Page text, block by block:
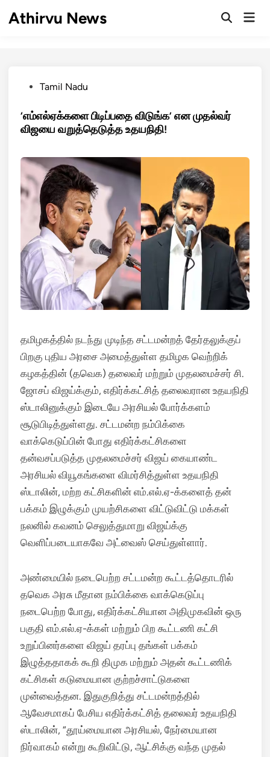
Athirvu News
OpenMain
PostedTamil Nadu
‘எம்எல்ஏக்களை பிடிப்பதை விடுங்க’ என முதல்வர்
விஜயை வறுத்தெடுத்த உதயநிதி!
தமிழகத்தில் நடந்து முடிந்த சட்டமன்றத் தேர்தலுக்குப்
பிறகு புதிய அரசை அமைத்துள்ள தமிழக வெற்றிக்
கழகத்தின் (தவெக) தலைவர் மற்றும் முதலமைச்சர் சி.
ஜோசப் விஜய்க்கும், எதிர்க்கட்சித் தலைவரான உதயநிதி
ஸ்டாலினுக்கும் இடையே அரசியல் போர்க்களம்
சூடுபிடித்துள்ளது. சட்டமன்ற நம்பிக்கை
வாக்கெடுப்பின் போது எதிர்க்கட்சிகளை
தன்வசப்படுத்த முதலமைச்சர் விஜய் கையாண்ட
அரசியல் வியூகங்களை விமர்சித்துள்ள உதயநிதி
ஸ்டாலின், மற்ற கட்சிகளின் எம்.எல்.ஏ-க்களைத் தன்
பக்கம் இழுக்கும் முயற்சிகளை விட்டுவிட்டு மக்கள்
நலனில் கவனம் செலுத்துமாறு விஜய்க்கு
வெளிப்படையாகவே அட்வைஸ் செய்துள்ளார்.
அண்மையில் நடைபெற்ற சட்டமன்ற கூட்டத்தொடரில்
தவெக அரசு மீதான நம்பிக்கை வாக்கெடுப்பு
நடைபெற்ற போது, எதிர்க்கட்சியான அதிமுகவின் ஒரு
பகுதி எம்.எல்.ஏ-க்கள் மற்றும் பிற கூட்டணி கட்சி
உறுப்பினர்களை விஜய் தரப்பு தங்கள் பக்கம்
இழுத்ததாகக் கூறி திமுக மற்றும் அதன் கூட்டணிக்
கட்சிகள் கடுமையான குற்றச்சாட்டுகளை
முன்வைத்தன. இதுகுறித்து சட்டமன்றத்தில்
ஆவேசமாகப் பேசிய எதிர்க்கட்சித் தலைவர் உதயநிதி
ஸ்டாலின், “தூய்மையான அரசியல், நேர்மையான
நிர்வாகம் என்று கூறிவிட்டு, ஆட்சிக்கு வந்த முதல்